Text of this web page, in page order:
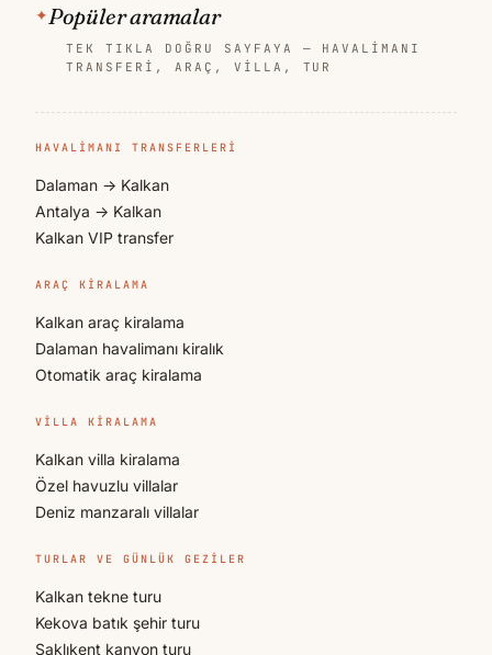
Popüler aramalar
TEK TIKLA DOĞRU SAYFAYA — HAVALIMANI
TRANSFERI, ARAÇ, VILLA, TUR
HAVALIMANI TRANSFERLERI
Dalaman → Kalkan
Antalya → Kalkan
Kalkan VIP transfer
ARAÇ KIRALAMA
Kalkan araç kiralama
Dalaman havalimanı kiralık
Otomatik araç kiralama
VILLA KIRALAMA
Kalkan villa kiralama
Özel havuzlu villalar
Deniz manzaralı villalar
TURLAR VE GÜNLÜK GEZILER
Kalkan tekne turu
Kekova batık şehir turu
Saklıkent kanyon turu